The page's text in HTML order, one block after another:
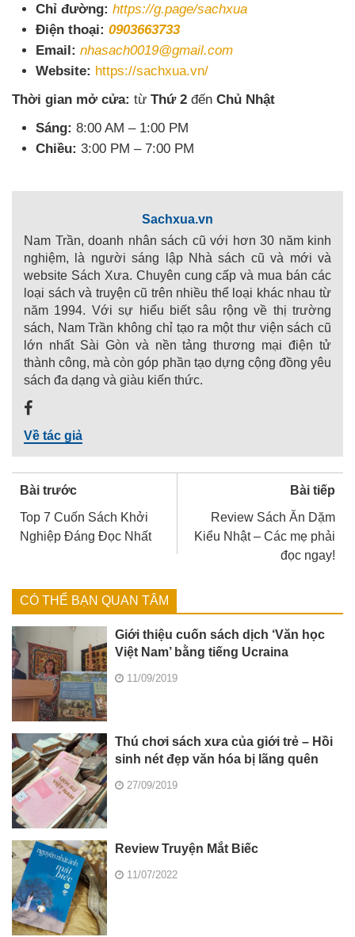
Chỉ đường: https://g.page/sachxua
Điện thoại: 0903663733
Email: nhasach0019@gmail.com
Website: https://sachxua.vn/
Thời gian mở cửa: từ Thứ 2 đến Chủ Nhật
Sáng: 8:00 AM – 1:00 PM
Chiều: 3:00 PM – 7:00 PM
Sachxua.vn
Nam Trần, doanh nhân sách cũ với hơn 30 năm kinh
nghiệm, là người sáng lập Nhà sách cũ và mới và
website Sách Xưa. Chuyên cung cấp và mua bán các
loại sách và truyện cũ trên nhiều thể loại khác nhau từ
năm 1994. Với sự hiểu biết sâu rộng về thị trường
sách, Nam Trần không chỉ tạo ra một thư viện sách cũ
lớn nhất Sài Gòn và nền tảng thương mại điện tử
thành công, mà còn góp phần tạo dựng cộng đồng yêu
sách đa dạng và giàu kiến thức.
Về tác giả
Bài trước
Top 7 Cuốn Sách Khởi
Nghiệp Đáng Đọc Nhất
Bài tiếp
Review Sách Ăn Dặm
Kiểu Nhật – Các mẹ phải
đọc ngay!
CÓ THỂ BẠN QUAN TÂM
Giới thiệu cuốn sách dịch ‘Văn học
Việt Nam’ bằng tiếng Ucraina
11/09/2019
Thú chơi sách xưa của giới trẻ – Hồi
sinh nét đẹp văn hóa bị lãng quên
27/09/2019
Review Truyện Mắt Biếc
11/07/2022